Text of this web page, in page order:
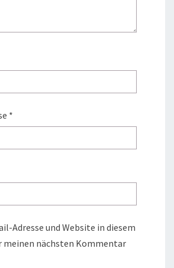
*
Adresse und Website in diesem
meinen nächsten Kommentar